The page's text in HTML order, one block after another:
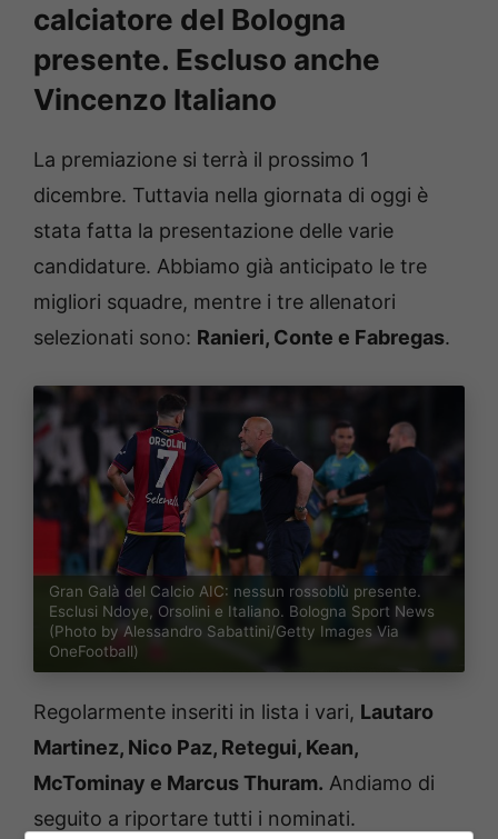
calciatore del Bologna
presente. Escluso anche
Vincenzo Italiano
La premiazione si terrà il prossimo 1
dicembre. Tuttavia nella giornata di oggi è
stata fatta la presentazione delle varie
candidature. Abbiamo già anticipato le tre
migliori squadre, mentre i tre allenatori
selezionati sono: Ranieri, Conte e Fabregas.
Gran Galà del Calcio AIC: nessun rossoblù presente.
Esclusi Ndoye, Orsolini e Italiano. Bologna Sport News
(Photo by Alessandro Sabattini/Getty Images Via
OneFootball)
Regolarmente inseriti in lista i vari, Lautaro
Martinez, Nico Paz, Retegui, Kean,
McTominay e Marcus Thuram. Andiamo di
seguito a riportare tutti i nominati.